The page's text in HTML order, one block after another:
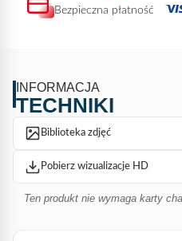
Bezpieczna płatność
INFORMACJA
TECHNIKI
Biblioteka zdjęć
Pobierz wizualizacje HD
Ten produkt nie wymaga karty